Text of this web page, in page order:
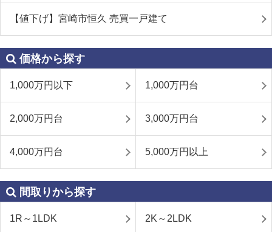
【値下げ】宮崎市恒久 売買一戸建て
価格から探す
1,000万円以下 1,000万円台
2,000万円台 3,000万円台
4,000万円台 5,000万円以上
間取りから探す
1R～1LDK 2K～2LDK